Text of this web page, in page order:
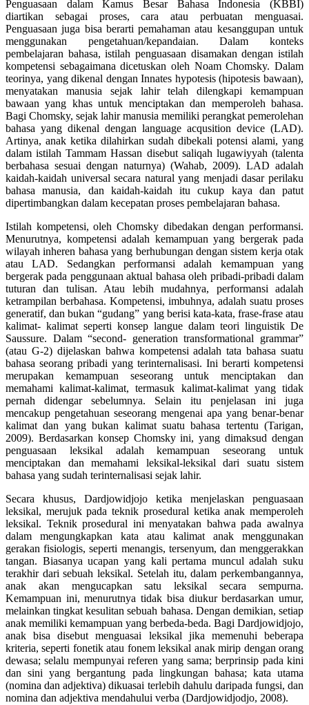
Penguasaan dalam Kamus Besar Bahasa Indonesia (KBBI)
diartikan sebagai proses, cara atau perbuatan menguasai.
Penguasaan juga bisa berarti pemahaman atau kesanggupan untuk
menggunakan pengetahuan/kepandaian. Dalam konteks
pembelajaran bahasa, istilah penguasaan disamakan dengan istilah
kompetensi sebagaimana dicetuskan oleh Noam Chomsky. Dalam
teorinya, yang dikenal dengan Innates hypotesis (hipotesis bawaan),
menyatakan manusia sejak lahir telah dilengkapi kemampuan
bawaan yang khas untuk menciptakan dan memperoleh bahasa.
Bagi Chomsky, sejak lahir manusia memiliki perangkat pemerolehan
bahasa yang dikenal dengan language acqusition device (LAD).
Artinya, anak ketika dilahirkan sudah dibekali potensi alami, yang
dalam istilah Tammam Hassan disebut saliqah lugawiyyah (talenta
berbahasa sesuai dengan naturnya) (Wahab, 2009). LAD adalah
kaidah-kaidah universal secara natural yang menjadi dasar perilaku
bahasa manusia, dan kaidah-kaidah itu cukup kaya dan patut
dipertimbangkan dalam kecepatan proses pembelajaran bahasa.
Istilah kompetensi, oleh Chomsky dibedakan dengan performansi.
Menurutnya, kompetensi adalah kemampuan yang bergerak pada
wilayah inheren bahasa yang berhubungan dengan sistem kerja otak
atau LAD. Sedangkan performansi adalah kemampuan yang
bergerak pada penggunaan aktual bahasa oleh pribadi-pribadi dalam
tuturan dan tulisan. Atau lebih mudahnya, performansi adalah
ketrampilan berbahasa. Kompetensi, imbuhnya, adalah suatu proses
generatif, dan bukan “gudang” yang berisi kata-kata, frase-frase atau
kalimat- kalimat seperti konsep langue dalam teori linguistik De
Saussure. Dalam “second- generation transformational grammar”
(atau G-2) dijelaskan bahwa kompetensi adalah tata bahasa suatu
bahasa seorang pribadi yang terinternalisasi. Ini berarti kompetensi
merupakan kemampuan seseorang untuk menciptakan dan
memahami kalimat-kalimat, termasuk kalimat-kalimat yang tidak
pernah didengar sebelumnya. Selain itu penjelasan ini juga
mencakup pengetahuan seseorang mengenai apa yang benar-benar
kalimat dan yang bukan kalimat suatu bahasa tertentu (Tarigan,
2009). Berdasarkan konsep Chomsky ini, yang dimaksud dengan
penguasaan leksikal adalah kemampuan seseorang untuk
menciptakan dan memahami leksikal-leksikal dari suatu sistem
bahasa yang sudah terinternalisasi sejak lahir.
Secara khusus, Dardjowidjojo ketika menjelaskan penguasaan
leksikal, merujuk pada teknik prosedural ketika anak memperoleh
leksikal. Teknik prosedural ini menyatakan bahwa pada awalnya
dalam mengungkapkan kata atau kalimat anak menggunakan
gerakan fisiologis, seperti menangis, tersenyum, dan menggerakkan
tangan. Biasanya ucapan yang kali pertama muncul adalah suku
terakhir dari sebuah leksikal. Setelah itu, dalam perkembangannya,
anak akan mengucapkan satu leksikal secara sempurna.
Kemampuan ini, menurutnya tidak bisa diukur berdasarkan umur,
melainkan tingkat kesulitan sebuah bahasa. Dengan demikian, setiap
anak memiliki kemampuan yang berbeda-beda. Bagi Dardjowidjojo,
anak bisa disebut menguasai leksikal jika memenuhi beberapa
kriteria, seperti fonetik atau fonem leksikal anak mirip dengan orang
dewasa; selalu mempunyai referen yang sama; berprinsip pada kini
dan sini yang bergantung pada lingkungan bahasa; kata utama
(nomina dan adjektiva) dikuasai terlebih dahulu daripada fungsi, dan
nomina dan adjektiva mendahului verba (Dardjowidjodjo, 2008).